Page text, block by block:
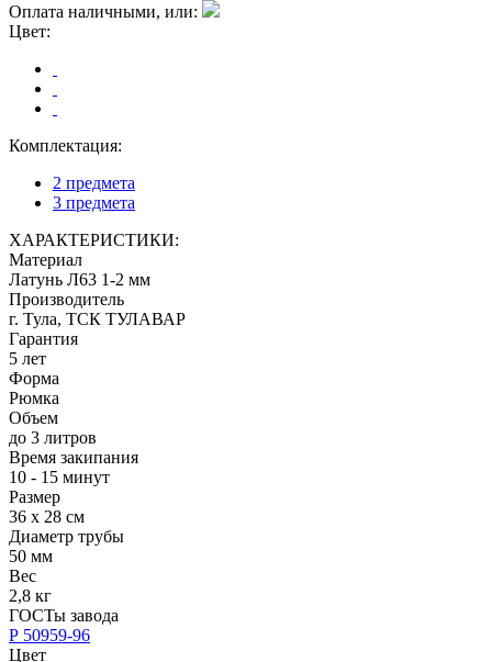
Оплата наличными, или:
Цвет:
Комплектация:
2 предмета
3 предмета
ХАРАКТЕРИСТИКИ:
Материал
Латунь Л63 1-2 мм
Производитель
г. Тула, ТСК ТУЛАВАР
Гарантия
5 лет
Форма
Рюмка
Объем
до 3 литров
Время закипания
10 - 15 минут
Размер
36 х 28 см
Диаметр трубы
50 мм
Вес
2,8 кг
ГОСТы завода
Р 50959-96
Цвет